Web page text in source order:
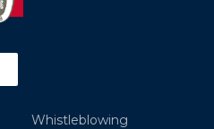
Whistleblowing